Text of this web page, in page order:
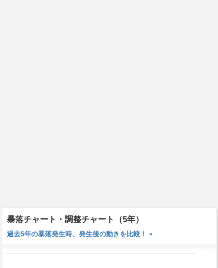
暴落チャート・調整チャート（5年）
過去5年の暴落発生時、発生後の動きを比較！ »